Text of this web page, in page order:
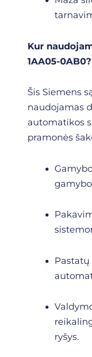
Kur
1AA05-0AB0?
Šis Siemens
naudojamas
automatikos
pramonės
Pastatų
ryšys.